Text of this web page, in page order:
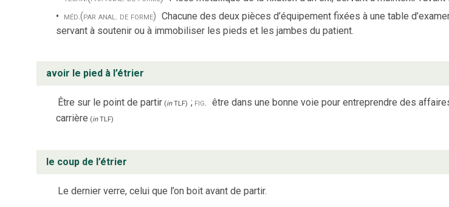
méd.(par anal. de forme) Chacune des deux pièces d’équipement fixées à une table
servant à soutenir ou à immobiliser les pieds et les jambes du patient.
avoir le pied à l’étrier
Être sur le point de partir (inTLF) ; fig. être dans une bonne voie pour entreprendre des
carrière (inTLF)
le coup de l’étrier
Le dernier verre, celui que l’on boit avant de partir.